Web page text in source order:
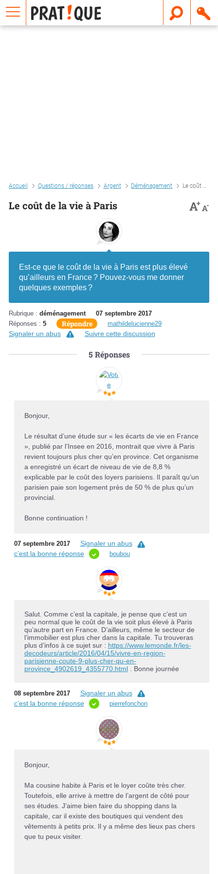
Accueil Questions / réponses Argent Déménagement Le coût de la vie à paris
Le coût de la vie à Paris A+A-
Est-ce que le coût de la vie à Paris est plus élevé
qu’ailleurs en France ? Pouvez-vous me donner
quelques exemples ?
Rubrique : déménagement
07 septembre 2017
Réponses : 5 Répondre mathildelucienne29
Signaler un abus Suivre cette discussion
5 Réponses
Bonjour,
Le résultat d’une étude sur « les écarts de vie en France
», publié par l’Insee en 2016, montrait que vivre à Paris
revient toujours plus cher qu’en province. Cet organisme
a enregistré un écart de niveau de vie de 8,8 %
explicable par le coût des loyers parisiens. Il paraît qu’un
parisien paie son logement près de 50 % de plus qu’un
provincial.
Bonne continuation !
07 septembre 2017
Signaler un abus
c’est la bonne réponse
boubou
Salut. Comme c’est la capitale, je pense que c’est un
peu normal que le coût de la vie soit plus élevé à Paris
qu’autre part en France. D’ailleurs, même le secteur de
l’immobilier est plus cher dans la capitale. Tu trouveras
plus d’infos à ce sujet sur : https://www.lemonde.fr/les-
decodeurs/article/2016/04/15/vivre-en-region-
parisienne-coute-9-plus-cher-qu-en-
province_4902619_4355770.html. Bonne journée
08 septembre 2017
Signaler un abus
c’est la bonne réponse
pierrefonchon
Bonjour,
Ma cousine habite à Paris et le loyer coûte très cher.
Toutefois, elle arrive à mettre de l’argent de côté pour
ses études. J’aime bien faire du shopping dans la
capitale, car il existe des boutiques qui vendent des
vêtements à petits prix. Il y a même des lieux pas chers
que tu peux visiter.
E
m
a